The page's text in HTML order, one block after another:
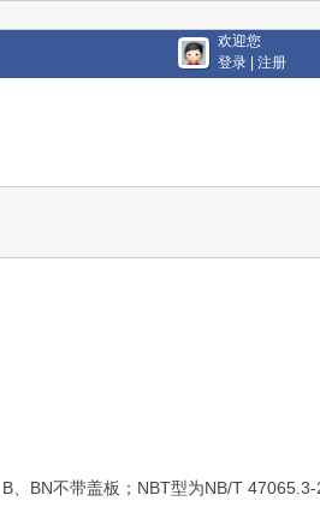
欢迎您
登录
注册
B BN不带盖板； NBT型为NB/T 47065.3-